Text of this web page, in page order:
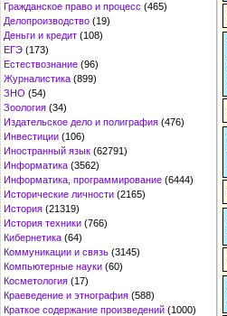
Гражданское право и процесс (465)
Делопроизводство (19)
Деньги и кредит (108)
ЕГЭ (173)
Естествознание (96)
Журналистика (899)
ЗНО (54)
Зоология (34)
Издательское дело и полиграфия (476)
Инвестиции (106)
Иностранный язык (62791)
Информатика (3562)
Информатика, программирование (6444)
Исторические личности (2165)
История (21319)
История техники (766)
Кибернетика (64)
Коммуникации и связь (3145)
Компьютерные науки (60)
Косметология (17)
Краеведение и этнография (588)
Краткое содержание произведений (1000)